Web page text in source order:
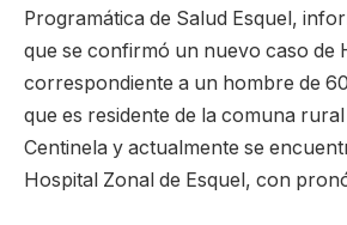
Programática de Salud Esquel,
que se confirmó un nuevo caso de
correspondiente a un hombre de
que es residente de la comuna
Centinela y actualmente se
Hospital Zonal de Esquel, con